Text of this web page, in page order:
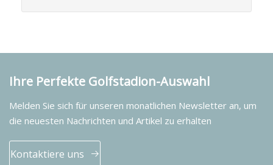
Ihre Perfekte Golfstadion-Auswahl
Melden Sie sich für unseren monatlichen Newsletter an, um
die neuesten Nachrichten und Artikel zu erhalten
Kontaktiere uns